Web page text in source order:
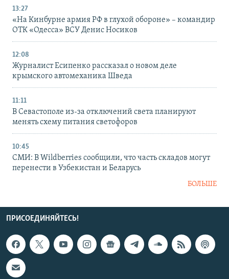
13:27
«На Кинбурне армия РФ в глухой обороне» – командир
ОТК «Одесса» ВСУ Денис Носиков
12:08
Журналист Есипенко рассказал о новом деле
крымского автомеханика Шведа
11:11
В Севастополе из-за отключений света планируют
менять схему питания светофоров
10:45
СМИ: В Wildberries сообщили, что часть складов могут
перенести в Узбекистан и Беларусь
БОЛЬШЕ
ПРИСОЕДИНЯЙТЕСЬ!